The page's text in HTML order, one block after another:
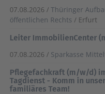
07.08.2026 / Thüringer
öffentlichen Rechts / Erfurt
Leiter ImmobilienCenter
07.08.2026 / Sparkasse
Pflegefachkraft (m/w/d)
Tagdienst - Komm in unser
familiäres Team!